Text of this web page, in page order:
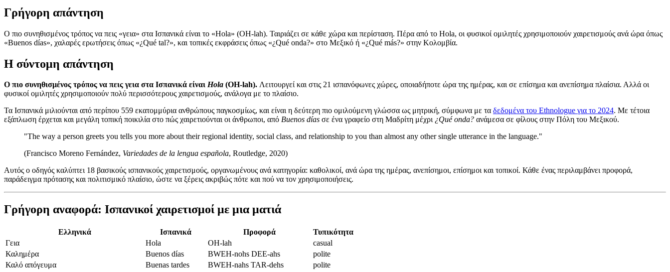
Γρήγορη απάντηση
Ο πιο συνηθισμένος τρόπος να πεις «γεια» στα Ισπανικά είναι το «Hola» (OH-lah). Ταιριάζει σε κάθε χώρα και περίσταση. Πέρα από το Hola, οι φυσικοί ομιλητές χρησιμοποιούν χαιρετισμούς ανά ώρα όπως
«Buenos días», χαλαρές ερωτήσεις όπως «¿Qué tal?», και τοπικές εκφράσεις όπως «¿Qué onda?» στο Μεξικό ή «¿Qué más?» στην Κολομβία.
Η σύντομη απάντηση
Ο πιο συνηθισμένος τρόπος να πεις γεια στα Ισπανικά είναι Hola (OH-lah). Λειτουργεί και στις 21 ισπανόφωνες χώρες, οποιαδήποτε ώρα της ημέρας, και σε επίσημα και ανεπίσημα πλαίσια. Αλλά οι
φυσικοί ομιλητές χρησιμοποιούν πολύ περισσότερους χαιρετισμούς, ανάλογα με το πλαίσιο.
Τα Ισπανικά μιλιούνται από περίπου 559 εκατομμύρια ανθρώπους παγκοσμίως, και είναι η δεύτερη πιο ομιλούμενη γλώσσα ως μητρική, σύμφωνα με τα δεδομένα του Ethnologue για το 2024. Με τέτοια
εξάπλωση έρχεται και μεγάλη τοπική ποικιλία στο πώς χαιρετιούνται οι άνθρωποι, από Buenos días σε ένα γραφείο στη Μαδρίτη μέχρι ¿Qué onda? ανάμεσα σε φίλους στην Πόλη του Μεξικού.
"The way a person greets you tells you more about their regional identity, social class, and relationship to you than almost any other single utterance in the language."
(Francisco Moreno Fernández, Variedades de la lengua española, Routledge, 2020)
Αυτός ο οδηγός καλύπτει 18 βασικούς ισπανικούς χαιρετισμούς, οργανωμένους ανά κατηγορία: καθολικοί, ανά ώρα της ημέρας, ανεπίσημοι, επίσημοι και τοπικοί. Κάθε ένας περιλαμβάνει προφορά,
παράδειγμα πρότασης και πολιτισμικό πλαίσιο, ώστε να ξέρεις ακριβώς πότε και πού να τον χρησιμοποιήσεις.
Γρήγορη αναφορά: Ισπανικοί χαιρετισμοί με μια ματιά
Ελληνικά Ισπανικά Προφορά
Τυπικότητα
Γεια
Hola OH-lah
casual
Καλημέρα
Buenos días BWEH-nohs DEE-ahs
polite
Καλό απόγευμα
Buenas tardes BWEH-nahs TAR-dehs
polite